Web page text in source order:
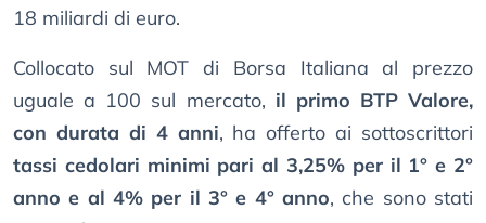
18 miliardi di euro.
Collocato sul MOT di Borsa Italiana al prezzo
uguale a 100 sul mercato, il primo BTP Valore,
con durata di 4 anni, ha offerto ai sottoscrittori
tassi cedolari minimi pari al 3,25% per il 1° e 2°
anno e al 4% per il 3° e 4° anno, che sono stati